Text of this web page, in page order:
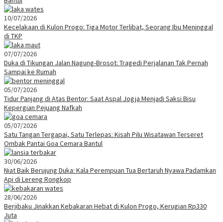
10/07/2026
Kecelakaan di Kulon Progo: Tiga Motor Terlibat, Seorang Ibu Meninggal
di TKP
07/07/2026
Duka di Tikungan Jalan Nagung-Brosot: Tragedi Perjalanan Tak Pernah
Sampai ke Rumah
05/07/2026
Tidur Panjang di Atas Bentor: Saat Aspal Jogja Menjadi Saksi Bisu
Kepergian Pejuang Nafkah
05/07/2026
Satu Tangan Tergapai, Satu Terlepas: Kisah Pilu Wisatawan Terseret
Ombak Pantai Goa Cemara Bantul
30/06/2026
Niat Baik Berujung Duka: Kala Perempuan Tua Bertaruh Nyawa Padamkan
Api di Lereng Rongkop
28/06/2026
Berjibaku Jinakkan Kebakaran Hebat di Kulon Progo, Kerugian Rp330
Juta